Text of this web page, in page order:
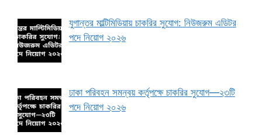
যুগান্তর মাল্টিমিডিয়ায় চাকরির সুযোগ: নিউজরুম এডিটর
পদে নিয়োগ ২০২৬
ঢাকা পরিবহন সমন্বয় কর্তৃপক্ষে চাকরির সুযোগ—২৩টি
পদে নিয়োগ ২০২৬